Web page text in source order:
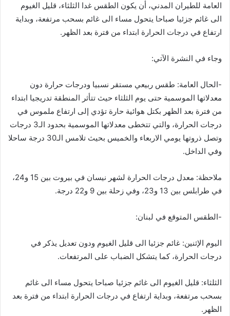
العامة للطيران المدني، أن يكون الطقس غدا الثلثاء، قليل الغيوم
الى غائم جزئيا صباحا يتحول مساء الى غائم بسحب مرتفعة، وبداية
ارتفاع في درجات الحرارة ابتداء من فترة بعد الظهر.
وجاء في النشرة الآتي:
-الحال العامة: طقس ربيعي مستقر نسبيا ودرجات حرارة دون
معدلاتها الموسمية حتى يوم الثلثاء حيث تتأثر المنطقة تدريجيا ابتداء
من فترة بعد الظهر بكتل هوائية حارة تؤدي إلى ارتفاع ملموس في
درجات الحرارة، والتي تتخطى معدلاتها الموسمية بحدود الـ3 درجات
وتصل ذروتها يومي الاربعاء والخميس بحيث تلامس الـ30 درجة ساحلا
وفي الداخل.
ملاحظة: معدل درجات الحرارة لشهر نيسان في بيروت بين 15 و24،
في طرابلس بين 13 و23، وفي زحلة بين 9 و22 درجة.
-الطقس المتوقع في لبنان:
اليوم الإثنين: غائم جزئيا الى قليل الغيوم ودون تعديل يذكر في
درجات الحرارة، كما يتشكل الضباب على المرتفعات.
الثلثاء: قليل الغيوم الى غائم جزئيا صباحا يتحول مساء الى غائم
بسحب مرتفعة، وبداية ارتفاع في درجات الحرارة ابتداء من فترة بعد
الظهر.